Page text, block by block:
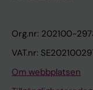
Org.nr: 202100-
VAT.nr:
Om webbplatsen